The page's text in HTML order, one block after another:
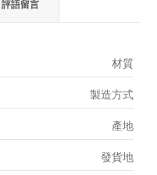
評語留言
材質
製造方式
產地
發貨地